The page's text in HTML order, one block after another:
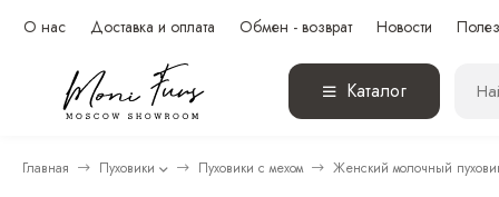
О нас Доставка и оплата Обмен - возврат Новости
Каталог
Главная Пуховики Пуховики с мехом Женский молочный